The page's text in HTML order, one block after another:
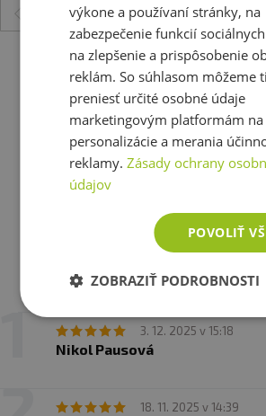
Big Boy Grand Zero 220-
6,98 €
Zobraziť všetky produkty v
Recenzie Už hodnotilo
3. 12. 2025 v 15:18
Nikol Pausová
18. 11. 2025 v 14:39
výkone a používaní stránky, na
zabezpečenie funkcií
na zlepšenie a prispôsobenie
reklám. So súhlasom môžeme
preniesť určité osobné údaje
marketingovým platformám na
personalizácie a merania
reklamy.Zásady ochrany
údajov
POVOLIŤ
ZOBRAZIŤ PODROBNOSTI